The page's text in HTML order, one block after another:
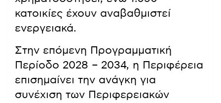
κατοικίες έχουν αναβαθμιστεί
ενεργειακά.
Στην επόμενη Προγραμματική
Περίοδο 2028 – 2034, η Περιφέρεια
επισημαίνει την ανάγκη για
συνέχιση των Περιφερειακών